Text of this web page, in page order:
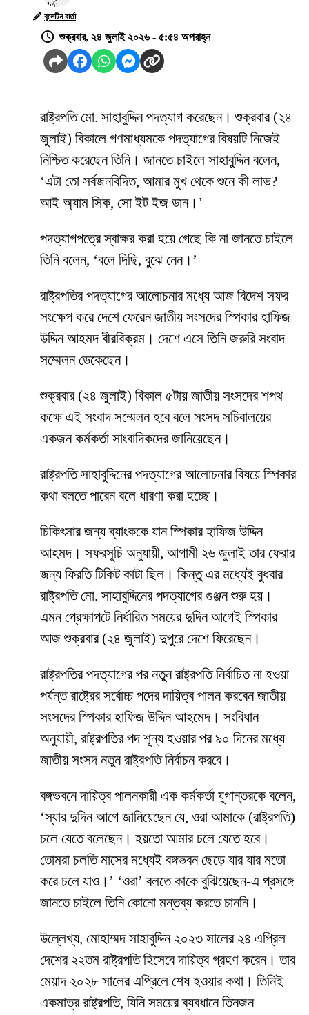
বুলেটিন বার্তা
শুক্রবার, ২৪ জুলাই ২০২৬ - ৫:৫৪ অপরাহ্ন
রাষ্ট্রপতি মো. সাহাবুদ্দিন পদত্যাগ করেছেন। শুক্রবার (২৪
জুলাই) বিকালে গণমাধ্যমকে পদত্যাগের বিষয়টি নিজেই
নিশ্চিত করেছেন তিনি। জানতে চাইলে সাহাবুদ্দিন বলেন,
‘এটা তো সর্বজনবিদিত, আমার মুখ থেকে শুনে কী লাভ?
আই অ্যাম সিক, সো ইট ইজ ডান।’
পদত্যাগপত্রে স্বাক্ষর করা হয়ে গেছে কি না জানতে চাইলে
তিনি বলেন, ‘বলে দিছি, বুঝে নেন।’
রাষ্ট্রপতির পদত্যাগের আলোচনার মধ্যে আজ বিদেশ সফর
সংক্ষেপ করে দেশে ফেরেন জাতীয় সংসদের স্পিকার হাফিজ
উদ্দিন আহমদ বীরবিক্রম। দেশে এসে তিনি জরুরি সংবাদ
সম্মেলন ডেকেছেন।
শুক্রবার (২৪ জুলাই) বিকাল ৫টায় জাতীয় সংসদের শপথ
কক্ষে এই সংবাদ সম্মেলন হবে বলে সংসদ সচিবালয়ের
একজন কর্মকর্তা সাংবাদিকদের জানিয়েছেন।
রাষ্ট্রপতি সাহাবুদ্দিনের পদত্যাগের আলোচনার বিষয়ে স্পিকার
কথা বলতে পারেন বলে ধারণা করা হচ্ছে।
চিকিৎসার জন্য ব্যাংককে যান স্পিকার হাফিজ উদ্দিন
আহমদ। সফরসূচি অনুযায়ী, আগামী ২৬ জুলাই তার ফেরার
জন্য ফিরতি টিকিট কাটা ছিল। কিন্তু এর মধ্যেই বুধবার
রাষ্ট্রপতি মো. সাহাবুদ্দিনের পদত্যাগের গুঞ্জন শুরু হয়।
এমন প্রেক্ষাপটে নির্ধারিত সময়ের দুদিন আগেই স্পিকার
আজ শুক্রবার (২৪ জুলাই) দুপুরে দেশে ফিরেছেন।
রাষ্ট্রপতির পদত্যাগের পর নতুন রাষ্ট্রপতি নির্বাচিত না হওয়া
পর্যন্ত রাষ্ট্রের সর্বোচ্চ পদের দায়িত্ব পালন করবেন জাতীয়
সংসদের স্পিকার হাফিজ উদ্দিন আহমেদ। সংবিধান
অনুযায়ী, রাষ্ট্রপতির পদ শূন্য হওয়ার পর ৯০ দিনের মধ্যে
জাতীয় সংসদ নতুন রাষ্ট্রপতি নির্বাচন করবে।
বঙ্গভবনে দায়িত্ব পালনকারী এক কর্মকর্তা যুগান্তরকে বলেন,
‘স্যার দুদিন আগে জানিয়েছেন যে, ওরা আমাকে (রাষ্ট্রপতি)
চলে যেতে বলেছেন। হয়তো আমার চলে যেতে হবে।
তোমরা চলতি মাসের মধ্যেই বঙ্গভবন ছেড়ে যার যার মতো
করে চলে যাও।’ ‘ওরা’ বলতে কাকে বুঝিয়েছেন-এ প্রসঙ্গে
জানতে চাইলে তিনি কোনো মন্তব্য করতে চাননি।
উল্লেখ্য, মোহাম্মদ সাহাবুদ্দিন ২০২৩ সালের ২৪ এপ্রিল
দেশের ২২তম রাষ্ট্রপতি হিসেবে দায়িত্ব গ্রহণ করেন। তার
মেয়াদ ২০২৮ সালের এপ্রিলে শেষ হওয়ার কথা। তিনিই
একমাত্র রাষ্ট্রপতি, যিনি সময়ের ব্যবধানে তিনজন